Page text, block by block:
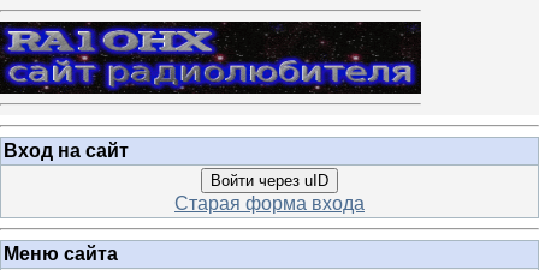
Вход на сайт
Войти через uID
Старая форма входа
Меню сайта